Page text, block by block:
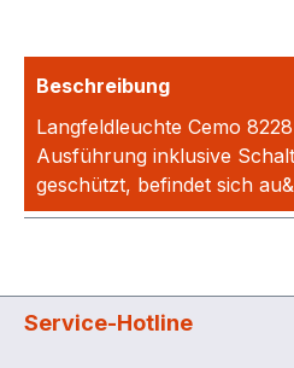
Beschreibung
Langfeldleuchte Cemo
Ausführung inklusive
geschützt, befindet sich
Service-Hotline